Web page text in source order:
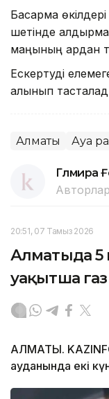
Басқарма
шетінде
маңының қардан
Ескертуді
алынып
Алматы Ауа
Гүлмира
Авторлар
20:51, 07 Тамыз 2026
Алматыда 5
уақытша
АЛМАТЫ.
ауданында екі